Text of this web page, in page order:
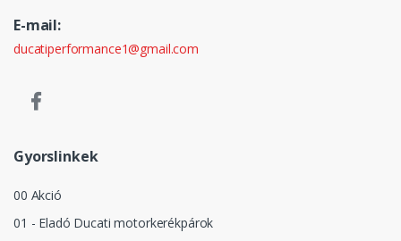
E-mail:
ducatiperformance1@gmail.com
Gyorslinkek
00 Akció
01 - Eladó Ducati motorkerékpárok